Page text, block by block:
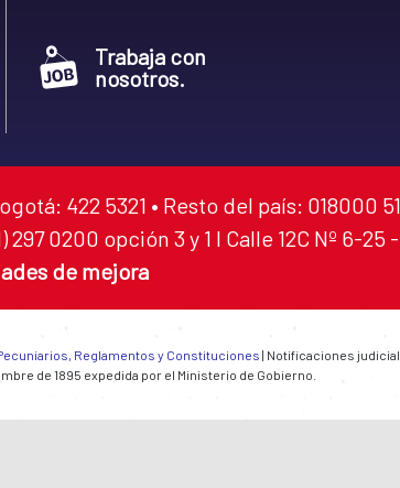
Trabaja con
nosotros.
422 5321 • Resto del país: 018000
0200 opción 3 y 1 I Calle 12C Nº 6-
de mejora
Reglamentos y Constituciones | Notificaciones
de 1895 expedida por el Ministerio de Gobierno.